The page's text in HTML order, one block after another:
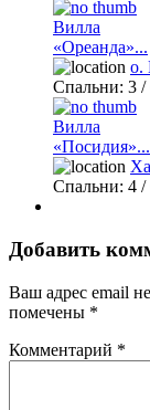
Вилла
«Ореанда»...
о.
Спальни: 3 /
Вилла
«Посидия»...
Спальни: 4 /
Добавить
Ваш адрес email
помечены *
Комментарий *